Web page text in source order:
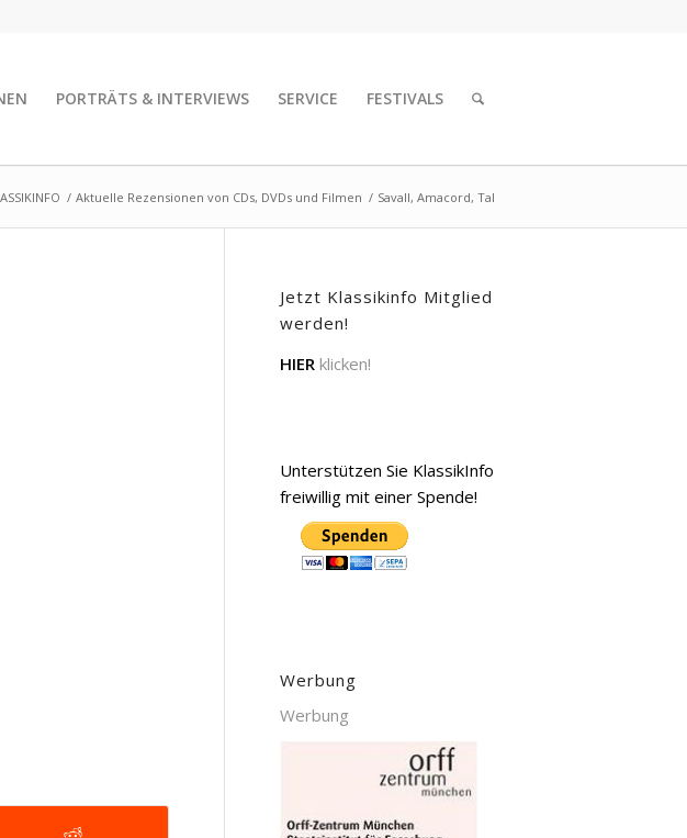
PORTRÄTS & INTERVIEWS SERVICE FESTIVALS
/ Aktuelle Rezensionen von CDs, DVDs und Filmen / Savall, Amacord, Tal
Jetzt Klassikinfo Mitglied
werden!
HIER klicken!
Unterstützen Sie KlassikInfo
freiwillig mit einer Spende!
Werbung
Werbung